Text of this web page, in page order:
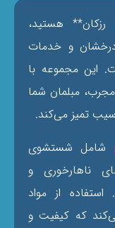
رزکان** هستید،
و خدمات
این مجموعه با
مبلمان شما
تمیز می‌کند.
شامل شستشوی
ناهارخوری و
از مواد
که کیفیت و